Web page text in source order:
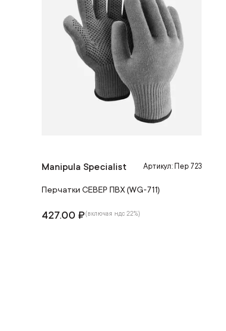
Manipula Specialist Артикул: Пер 723
Перчатки СЕВЕР ПВХ (WG-711)
427.00 ₽(включая ндс 22%)